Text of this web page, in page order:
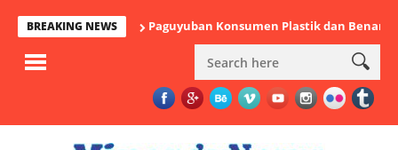
BREAKING NEWSPaguyuban Konsumen Plastik dan Benang Nusantara: